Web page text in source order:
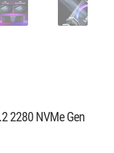
2280 NVMe Gen